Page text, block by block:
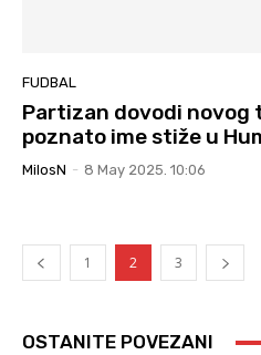
FUDBAL
Partizan dovodi novog
poznato ime stiže u
MilosN - 8 May 2025. 10:06
1 2 3
OSTANITE POVEZANI